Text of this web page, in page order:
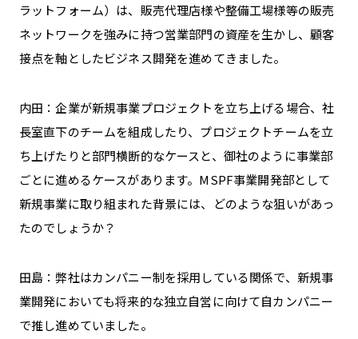
ラットフォーム）は、販売代理店様や整備工場様等の販売
ネットワークを強みに持つ営業部門の資産を生かし、顧客
接点を軸としたビジネス開発を進めてきました。
内田：企業が新規事業プロジェクトを立ち上げる場合、社
長室直下のチームを組成したり、プロジェクトチームを立
ち上げたりと部門横断的なケースと、御社のように事業部
ごとに進めるケースがあります。MSPF事業開発部として
新規事業に取り組まれた背景には、どのような狙いがあっ
たのでしょうか？
田島：弊社はカンパニー制を採用している関係で、新規事
業開発においても将来的な独立自営に向けて自カンパニー
で推し進めていました。